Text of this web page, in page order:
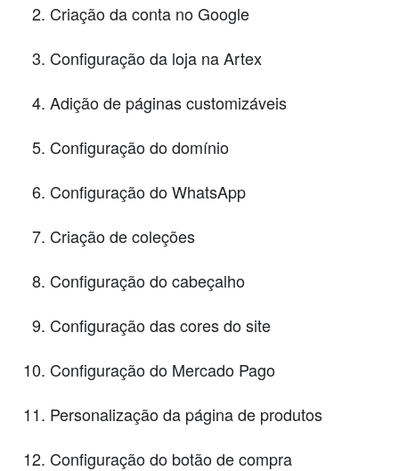
Criação da conta no Google
Configuração da loja na Artex
Adição de páginas customizáveis
Configuração do domínio
Configuração do WhatsApp
Criação de coleções
Configuração do cabeçalho
Configuração das cores do site
Configuração do Mercado Pago
Personalização da página de produtos
Configuração do botão de compra